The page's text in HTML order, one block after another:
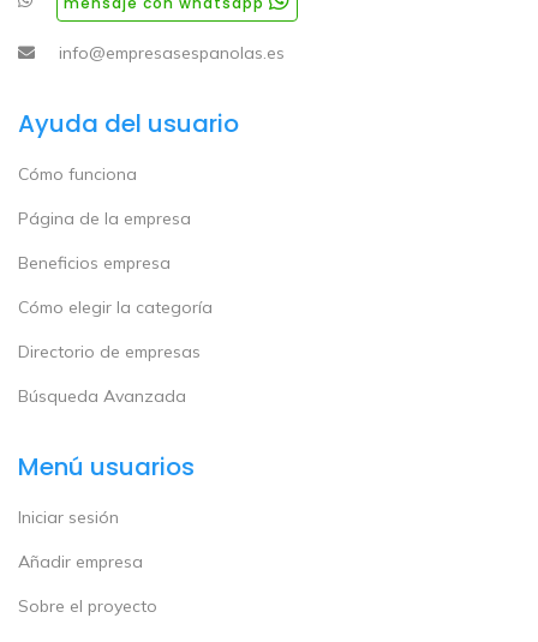
info@empresasespanolas.es
Ayuda del usuario
Cómo funciona
Página de la empresa
Beneficios empresa
Cómo elegir la categoría
Directorio de empresas
Búsqueda Avanzada
Menú usuarios
Iniciar sesión
Añadir empresa
Sobre el proyecto